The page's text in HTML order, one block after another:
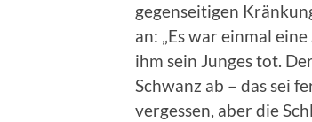
gegenseitigen
an: „Es war einmal
ihm sein Junges tot.
Schwanz ab – das sei
vergessen, aber die